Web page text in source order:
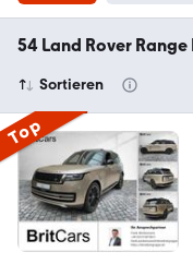
54 Land Rover
Sortieren
Top